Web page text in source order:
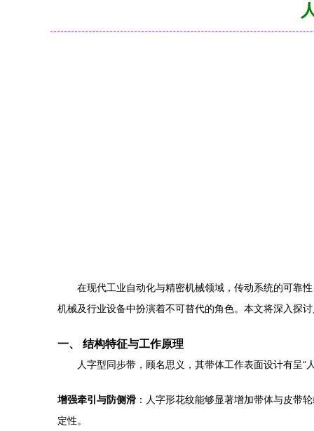
在现代工业自动化与精密机械领域，传动系统的可靠
机械及行业设备中扮演着不可替代的角色。本文将深入探
一、 结构特征与工作原理
人字型同步带，顾名思义，其带体工作表面设计有呈
增强牵引与防侧滑 ：人字形花纹能够显著增加带体与皮带
定性。